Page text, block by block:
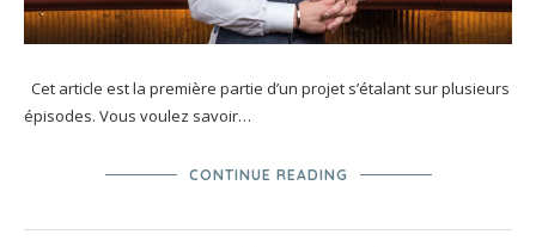
Cet article est la première partie d’un projet s’étalant sur plusieurs
épisodes. Vous voulez savoir…
CONTINUE READING